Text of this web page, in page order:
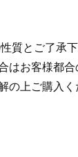
質とご了承
お客様都合
上ご購入く